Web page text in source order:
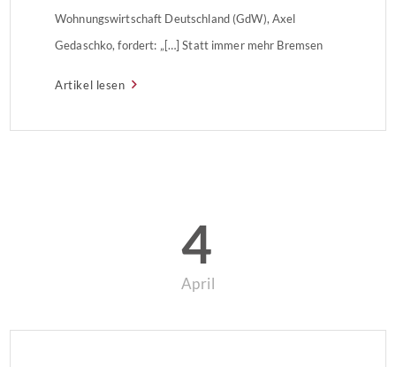
Wohnungswirtschaft Deutschland (GdW), Axel
Gedaschko, fordert: „[…] Statt immer mehr Bremsen
Artikel lesen
4
April